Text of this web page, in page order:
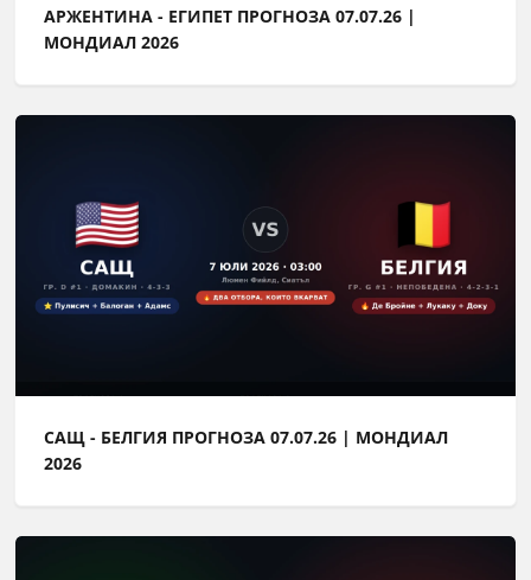
АРЖЕНТИНА - ЕГИПЕТ ПРОГНОЗА 07.07.26 |
МОНДИАЛ 2026
САЩ - БЕЛГИЯ ПРОГНОЗА 07.07.26 | МОНДИАЛ
2026